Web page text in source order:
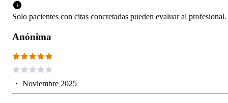
Solo pacientes con citas concretadas pueden evaluar al profesional.
Anónima
・ Noviembre 2025